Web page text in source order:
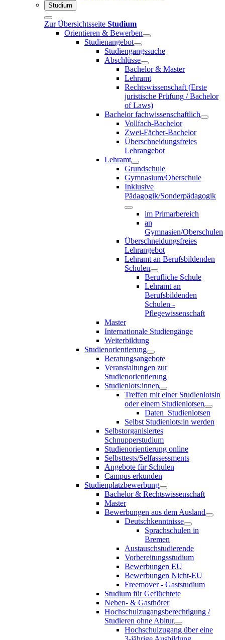
Studium
Zur Übersichtsseite Studium
Orientieren & Bewerben
Studienangebot
Studiengangssuche
Abschlüsse
Bachelor & Master
Lehramt
Rechtswissenschaft (Erste
juristische Prüfung / Bachelor
of Laws)
Bachelor fachwissenschaftlich
Vollfach-Bachelor
Zwei-Fächer-Bachelor
Überschneidungsfreies
Lehrangebot
Lehramt
Grundschule
Gymnasium/Oberschule
Inklusive
Pädagogik/Sonderpädagogik
im Primarbereich
an
Gymnasien/Oberschulen
Überschneidungsfreies
Lehrangebot
Lehramt an Berufsbildenden
Schulen
Berufliche Schule
Lehramt an
Berufsbildenden
Schulen -
Pflegewissenschaft
Master
Internationale Studiengänge
Weiterbildung
Studienorientierung
Beratungsangebote
Veranstaltungen zur
Studienorientierung
Studienlots:innen
Treffen mit einer Studienlotsin
oder einem Studienlotsen
Daten_Studienlotsen
Selbst Studienlots:in werden
Selbstorganisiertes
Schnupperstudium
Studienorientierung online
Selbsttests/Selfassessments
Angebote für Schulen
Campus erkunden
Studienplatzbewerbung
Bachelor & Rechtswissenschaft
Master
Bewerbungen aus dem Ausland
Deutschkenntnisse
Sprachschulen in
Bremen
Austauschstudierende
Vorbereitungsstudium
Bewerbungen EU
Bewerbungen Nicht-EU
Freemover - Gaststudium
Studium für Geflüchtete
Neben- & Gasthörer
Hochschulzugangsberechtigung /
Studieren ohne Abitur
Hochschulzugang über eine